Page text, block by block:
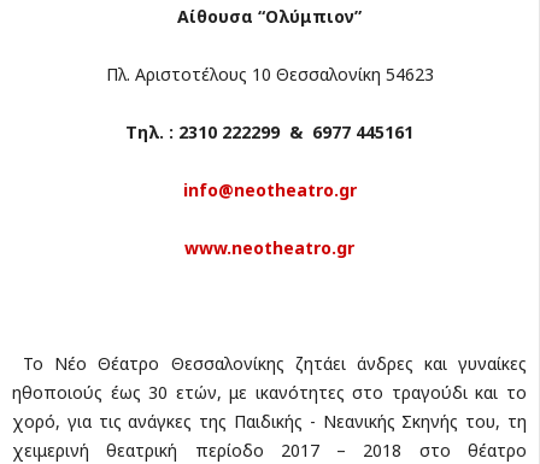
Αίθουσα “Ολύμπιον”
Πλ. Αριστοτέλους 10 Θεσσαλονίκη 54623
Τηλ. : 2310 222299 & 6977 445161
info@neotheatro.gr
www.neotheatro.gr
Το Νέο Θέατρο Θεσσαλονίκης ζητάει άνδρες και γυναίκες
ηθοποιούς έως 30 ετών, με ικανότητες στο τραγούδι και το
χορό, για τις ανάγκες της Παιδικής - Νεανικής Σκηνής του, τη
χειμερινή θεατρική περίοδο 2017 – 2018 στο θέατρο